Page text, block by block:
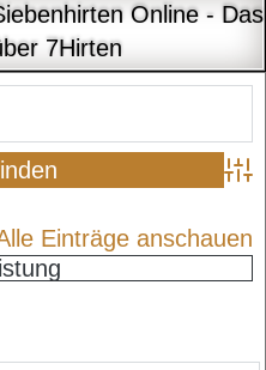
Online - Das
7Hirten
Einträge anschauen